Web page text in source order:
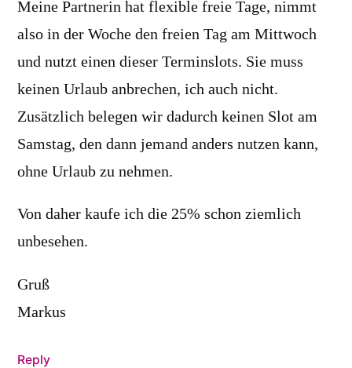
Meine Partnerin hat flexible freie Tage, nimmt
also in der Woche den freien Tag am Mittwoch
und nutzt einen dieser Terminslots. Sie muss
keinen Urlaub anbrechen, ich auch nicht.
Zusätzlich belegen wir dadurch keinen Slot am
Samstag, den dann jemand anders nutzen kann,
ohne Urlaub zu nehmen.
Von daher kaufe ich die 25% schon ziemlich
unbesehen.
Gruß
Markus
Reply